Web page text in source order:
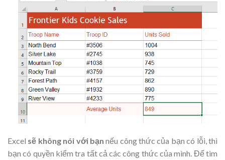
Excel sẽ không nói với bạn nếu công thức của bạn có lỗi, thì
bạn có quyền kiểm tra tất cả các công thức của mình. Để tìm